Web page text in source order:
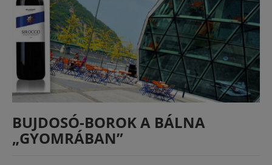
BUJDOSÓ-BOROK A BÁLNA
„GYOMRÁBAN”